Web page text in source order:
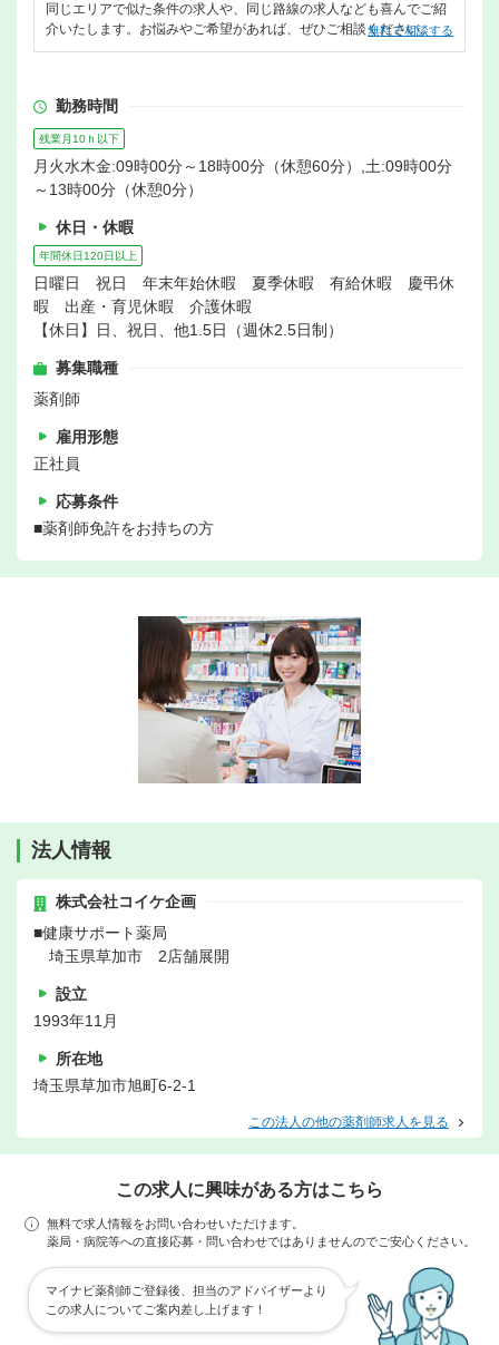
同じエリアで似た条件の求人や、同じ路線の求人なども喜んでご紹
介いたします。お悩みやご希望があれば、ぜひご相談ください。
無料で相談する
勤務時間
残業月10ｈ以下
月火水木金:09時00分～18時00分（休憩60分）,土:09時00分
～13時00分（休憩0分）
休日・休暇
年間休日120日以上
日曜日 祝日 年末年始休暇 夏季休暇 有給休暇 慶弔休
暇 出産・育児休暇 介護休暇
【休日】日、祝日、他1.5日（週休2.5日制）
募集職種
薬剤師
雇用形態
正社員
応募条件
■薬剤師免許をお持ちの方
法人情報
株式会社コイケ企画
■健康サポート薬局
埼玉県草加市 2店舗展開
設立
1993年11月
所在地
埼玉県草加市旭町6-2-1
この法人の他の薬剤師求人を見る
この求人に興味がある方はこちら
無料で求人情報をお問い合わせいただけます。
薬局・病院等への直接応募・問い合わせではありませんのでご安心ください。
マイナビ薬剤師ご登録後、担当のアドバイザーより
この求人についてご案内差し上げます！